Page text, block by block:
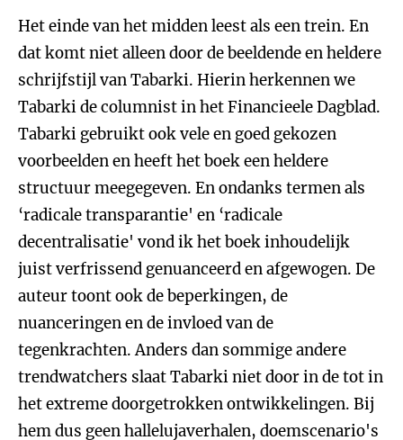
Het einde van het midden leest als een trein. En
dat komt niet alleen door de beeldende en heldere
schrijfstijl van Tabarki. Hierin herkennen we
Tabarki de columnist in het Financieele Dagblad.
Tabarki gebruikt ook vele en goed gekozen
voorbeelden en heeft het boek een heldere
structuur meegegeven. En ondanks termen als
‘radicale transparantie' en ‘radicale
decentralisatie' vond ik het boek inhoudelijk
juist verfrissend genuanceerd en afgewogen. De
auteur toont ook de beperkingen, de
nuanceringen en de invloed van de
tegenkrachten. Anders dan sommige andere
trendwatchers slaat Tabarki niet door in de tot in
het extreme doorgetrokken ontwikkelingen. Bij
hem dus geen hallelujaverhalen, doemscenario's